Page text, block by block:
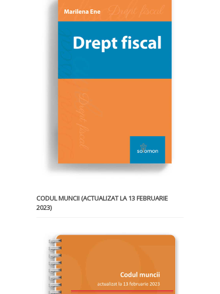
CODUL MUNCII (ACTUALIZAT LA 13 FEBRUARIE
2023)